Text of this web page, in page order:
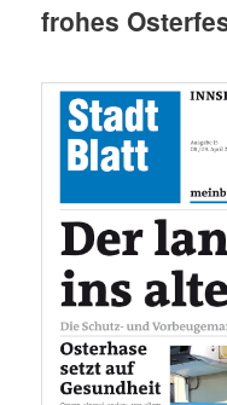
frohes